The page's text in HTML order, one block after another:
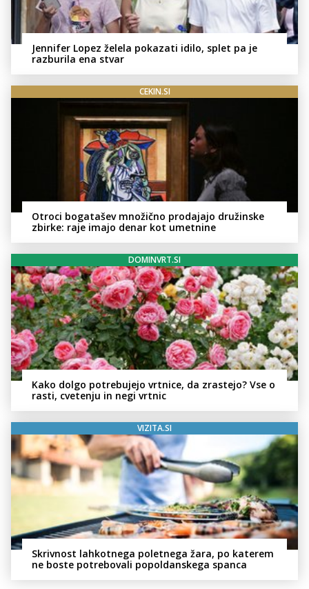
Jennifer Lopez želela pokazati idilo, splet pa je
razburila ena stvar
CEKIN.SI
Otroci bogatašev množično prodajajo družinske
zbirke: raje imajo denar kot umetnine
DOMINVRT.SI
Kako dolgo potrebujejo vrtnice, da zrastejo? Vse o
rasti, cvetenju in negi vrtnic
VIZITA.SI
Skrivnost lahkotnega poletnega žara, po katerem
ne boste potrebovali popoldanskega spanca